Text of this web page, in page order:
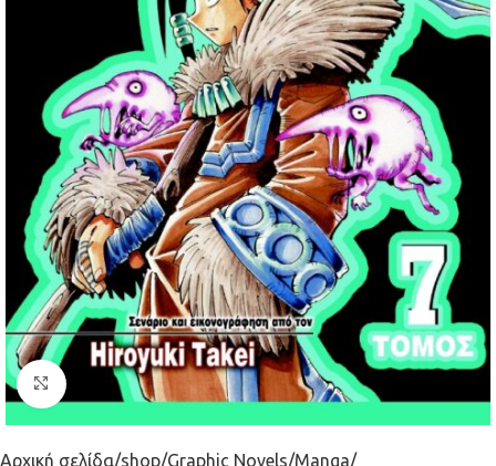
Κλικ για μεγέθυνση
Αρχική σελίδα shop Graphic Novels Manga